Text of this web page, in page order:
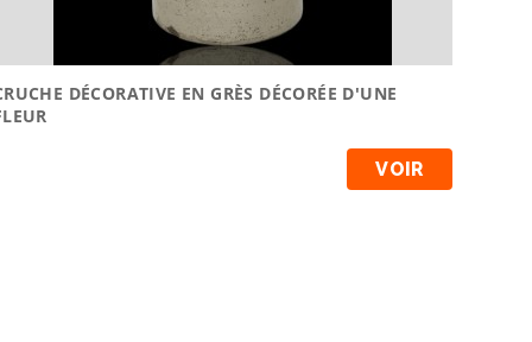
DÉCORATIVE EN GRÈS DÉCORÉE D'UNE
VOIR